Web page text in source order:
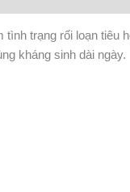
trạng rối loạn tiêu
kháng sinh dài ngày.